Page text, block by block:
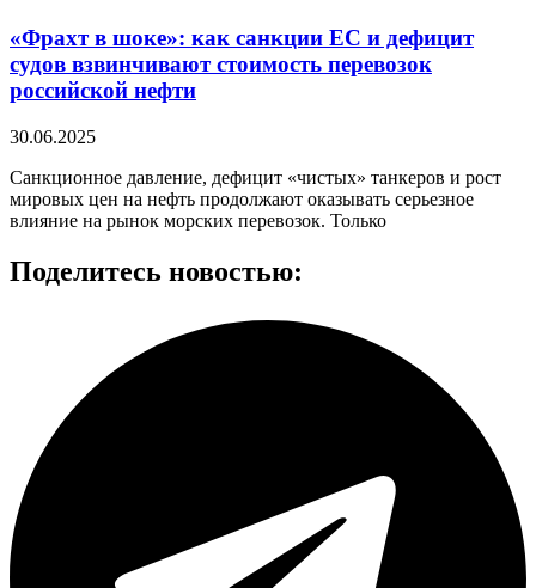
«Фрахт в шоке»: как санкции ЕС и дефицит
судов взвинчивают стоимость перевозок
российской нефти
30.06.2025
Санкционное давление, дефицит «чистых» танкеров и рост
мировых цен на нефть продолжают оказывать серьезное
влияние на рынок морских перевозок. Только
Поделитесь новостью: